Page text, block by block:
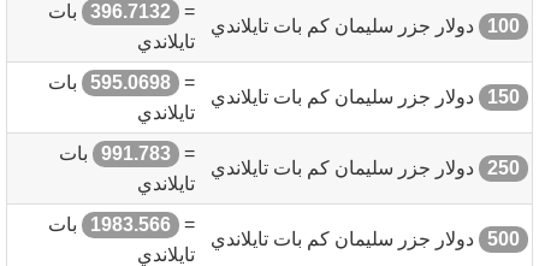
100 دولار جزر سليمان كم بات تايلاندي
=
396.7132
بات
تايلاندي
150 دولار جزر سليمان كم بات تايلاندي
=
595.0698
بات
تايلاندي
250 دولار جزر سليمان كم بات تايلاندي
=
991.783
بات
تايلاندي
500 دولار جزر سليمان كم بات تايلاندي
=
1983.566
بات
تايلاندي